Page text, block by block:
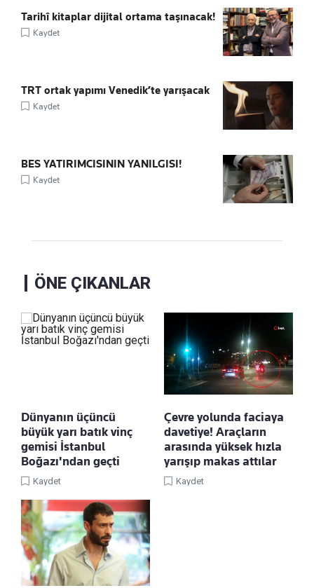
Tarihî kitaplar dijital ortama taşınacak!
Kaydet
TRT ortak yapımı Venedik’te yarışacak
Kaydet
BES YATIRIMCISININ YANILGISI!
Kaydet
ÖNE ÇIKANLAR
Dünyanın üçüncü
büyük yarı batık vinç
gemisi İstanbul
Boğazı'ndan geçti
Kaydet
Çevre yolunda faciaya
davetiye! Araçların
arasında yüksek hızla
yarışıp makas attılar
Kaydet